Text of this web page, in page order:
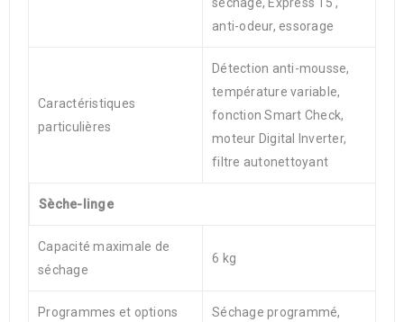
anti-odeur, essorage
Caractéristiques
particulières
Détection anti-mousse,
température variable,
fonction Smart Check,
moteur Digital Inverter,
filtre autonettoyant
Sèche-linge
Capacité maximale de
séchage
6 kg
Programmes et options
Séchage programmé,